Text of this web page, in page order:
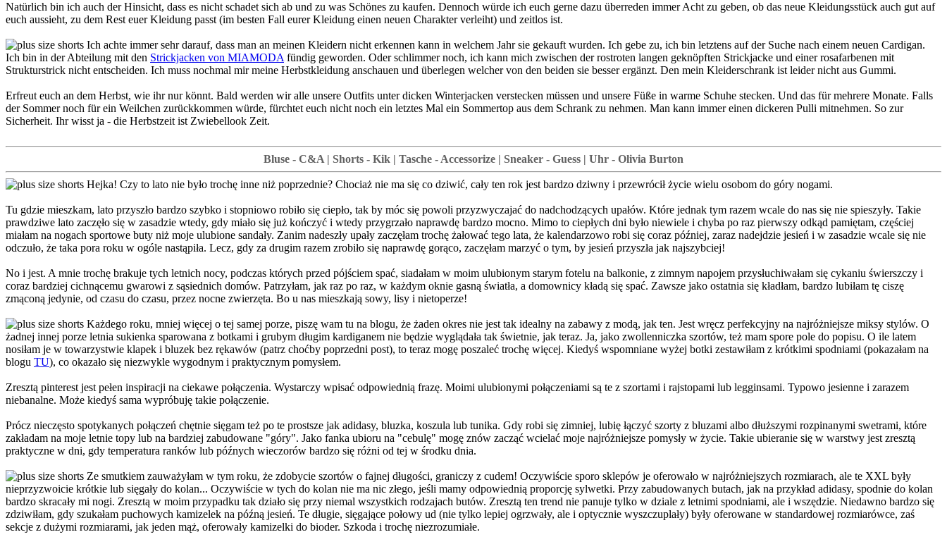
Natürlich bin ich auch der Hinsicht, dass es nicht schadet sich ab und zu was Schönes zu kaufen. Dennoch würde ich euch gerne dazu überreden immer Acht zu geben, ob das neue Kleidungsstück auch gut auf
euch aussieht, zu dem Rest euer Kleidung passt (im besten Fall eurer Kleidung einen neuen Charakter verleiht) und zeitlos ist.
Ich achte immer sehr darauf, dass man an meinen Kleidern nicht erkennen kann in welchem Jahr sie gekauft wurden. Ich gebe zu, ich bin letztens auf der Suche nach einem neuen Cardigan.
Ich bin in der Abteilung mit den Strickjacken von MIAMODA fündig geworden. Oder schlimmer noch, ich kann mich zwischen der rostroten langen geknöpften Strickjacke und einer rosafarbenen mit
Strukturstrick nicht entscheiden. Ich muss nochmal mir meine Herbstkleidung anschauen und überlegen welcher von den beiden sie besser ergänzt. Den mein Kleiderschrank ist leider nicht aus Gummi.
Erfreut euch an dem Herbst, wie ihr nur könnt. Bald werden wir alle unsere Outfits unter dicken Winterjacken verstecken müssen und unsere Füße in warme Schuhe stecken. Und das für mehrere Monate. Falls
der Sommer noch für ein Weilchen zurückkommen würde, fürchtet euch nicht noch ein letztes Mal ein Sommertop aus dem Schrank zu nehmen. Man kann immer einen dickeren Pulli mitnehmen. So zur
Sicherheit. Ihr wisst ja - die Herbstzeit ist Zwiebellook Zeit.
Bluse - C&A | Shorts - Kik | Tasche - Accessorize | Sneaker - Guess | Uhr - Olivia Burton
Hejka! Czy to lato nie było trochę inne niż poprzednie? Chociaż nie ma się co dziwić, cały ten rok jest bardzo dziwny i przewrócił życie wielu osobom do góry nogami.
Tu gdzie mieszkam, lato przyszło bardzo szybko i stopniowo robiło się ciepło, tak by móc się powoli przyzwyczajać do nadchodzących upałów. Które jednak tym razem wcale do nas się nie spieszyły. Takie
prawdziwe lato zaczęło się w zasadzie wtedy, gdy miało się już kończyć i wtedy przygrzało naprawdę bardzo mocno. Mimo to ciepłych dni było niewiele i chyba po raz pierwszy odkąd pamiętam, częściej
miałam na nogach sportowe buty niż moje ulubione sandały. Zanim nadeszły upały zaczęłam trochę żałować tego lata, że kalendarzowo robi się coraz później, zaraz nadejdzie jesień i w zasadzie wcale się nie
odczuło, że taka pora roku w ogóle nastąpiła. Lecz, gdy za drugim razem zrobiło się naprawdę gorąco, zaczęłam marzyć o tym, by jesień przyszła jak najszybciej!
No i jest. A mnie trochę brakuje tych letnich nocy, podczas których przed pójściem spać, siadałam w moim ulubionym starym fotelu na balkonie, z zimnym napojem przysłuchiwałam się cykaniu świerszczy i
coraz bardziej cichnącemu gwarowi z sąsiednich domów. Patrzyłam, jak raz po raz, w każdym oknie gasną światła, a domownicy kładą się spać. Zawsze jako ostatnia się kładłam, bardzo lubiłam tę ciszę
zmąconą jedynie, od czasu do czasu, przez nocne zwierzęta. Bo u nas mieszkają sowy, lisy i nietoperze!
Każdego roku, mniej więcej o tej samej porze, piszę wam tu na blogu, że żaden okres nie jest tak idealny na zabawy z modą, jak ten. Jest wręcz perfekcyjny na najróżniejsze miksy stylów. O
żadnej innej porze letnia sukienka sparowana z botkami i grubym długim kardiganem nie będzie wyglądała tak świetnie, jak teraz. Ja, jako zwollenniczka szortów, też mam spore pole do popisu. O ile latem
nosiłam je w towarzystwie klapek i bluzek bez rękawów (patrz choćby poprzedni post), to teraz mogę poszaleć trochę więcej. Kiedyś wspomniane wyżej botki zestawiłam z krótkimi spodniami (pokazałam na
blogu TU), co okazało się niezwykle wygodnym i praktycznym pomysłem.
Zresztą pinterest jest pełen inspiracji na ciekawe połączenia. Wystarczy wpisać odpowiednią frazę. Moimi ulubionymi połączeniami są te z szortami i rajstopami lub legginsami. Typowo jesienne i zarazem
niebanalne. Może kiedyś sama wypróbuję takie połączenie.
Prócz nieczęsto spotykanych połączeń chętnie sięgam też po te prostsze jak adidasy, bluzka, koszula lub tunika. Gdy robi się zimniej, lubię łączyć szorty z bluzami albo dłuższymi rozpinanymi swetrami, które
zakładam na moje letnie topy lub na bardziej zabudowane "góry". Jako fanka ubioru na "cebulę" mogę znów zacząć wcielać moje najróżniejsze pomysły w życie. Takie ubieranie się w warstwy jest zresztą
praktyczne w dni, gdy temperatura ranków lub późnych wieczorów bardzo się różni od tej w środku dnia.
Ze smutkiem zauważyłam w tym roku, że zdobycie szortów o fajnej długości, graniczy z cudem! Oczywiście sporo sklepów je oferowało w najróżniejszych rozmiarach, ale te XXL były
nieprzyzwoicie krótkie lub sięgały do kolan... Oczywiście w tych do kolan nie ma nic złego, jeśli mamy odpowiednią proporcję sylwetki. Przy zabudowanych butach, jak na przykład adidasy, spodnie do kolan
bardzo skracały mi nogi. Zresztą w moim przypadku tak działo się przy niemal wszystkich rodzajach butów. Zresztą ten trend nie panuje tylko w dziale z letnimi spodniami, ale i wszędzie. Niedawno bardzo się
zdziwiłam, gdy szukałam puchowych kamizelek na późną jesień. Te długie, sięgające połowy ud (nie tylko lepiej ogrzwały, ale i optycznie wyszczuplały) były oferowane w standardowej rozmiarówce, zaś
sekcje z dużymi rozmiarami, jak jeden mąż, oferowały kamizelki do bioder. Szkoda i trochę niezrozumiałe.